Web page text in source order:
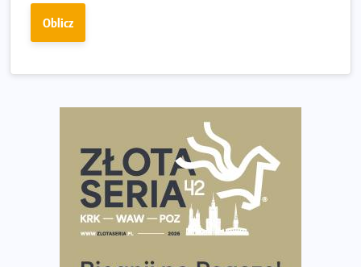
Co ma dużo białka? Produkty, które warto włączyć do
półmaratonem
Już w tę sobotę 35. Bieg Powstania Warszawskiego.
Wystartuje rekordowa liczba uczestników
35. Bieg Powstania Warszawskiego – praktyczny
poradnik przed startem
Ile razy w tygodniu biegać? 3 treningi wystarczą? Jak
Oblicz